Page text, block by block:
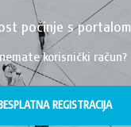
počinje s portalom
korisnički račun?
REGISTRACIJA